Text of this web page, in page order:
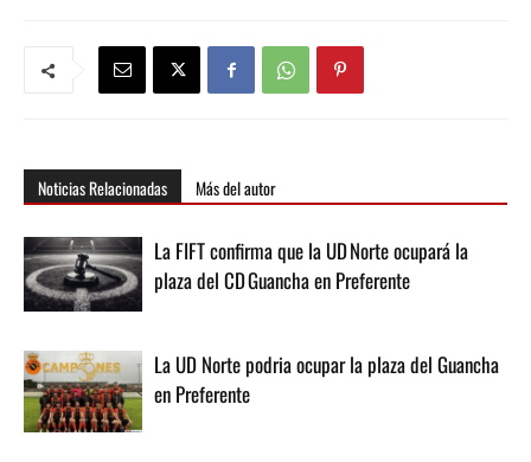
Noticias Relacionadas Más del autor
La FIFT confirma que la UD Norte ocupará la
plaza del CD Guancha en Preferente
La UD Norte podria ocupar la plaza del Guancha
en Preferente